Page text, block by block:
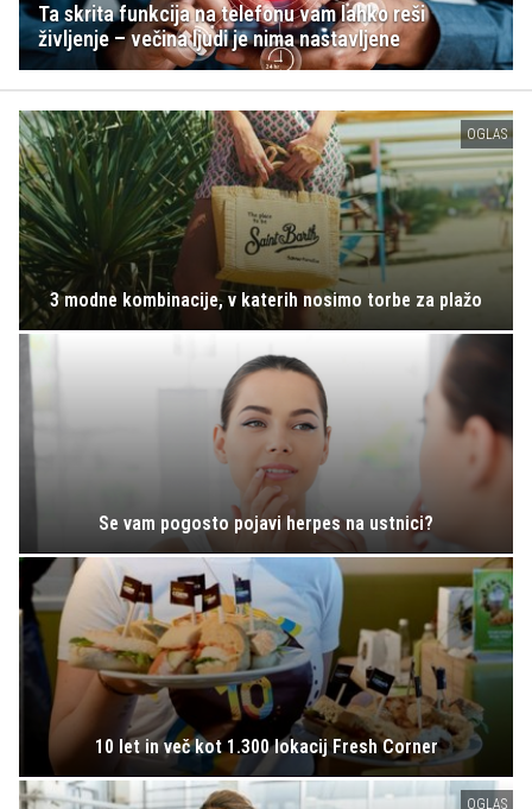
Ta skrita funkcija na telefonu vam lahko reši
življenje – večina ljudi je nima nastavljene
OGLAS
3 modne kombinacije, v katerih nosimo torbe za plažo
Se vam pogosto pojavi herpes na ustnici?
10 let in več kot 1.300 lokacij Fresh Corner
OGLAS